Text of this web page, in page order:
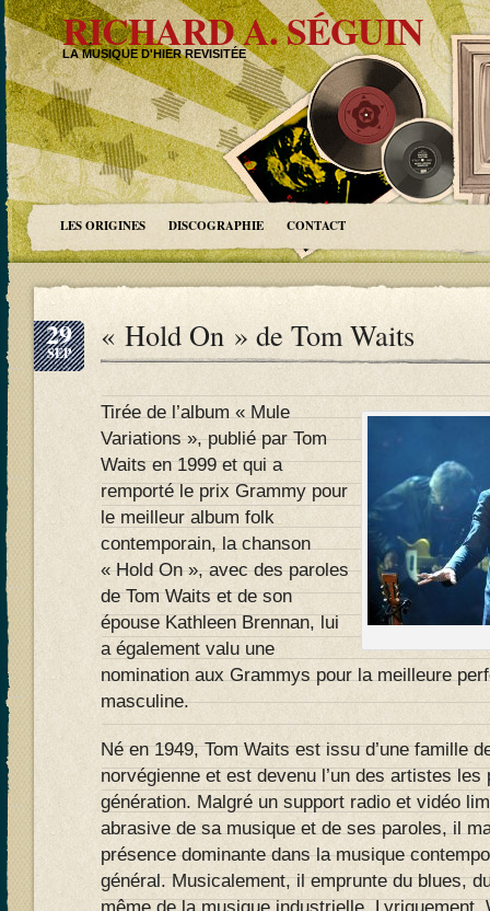
RICHARD A. SÉGUIN
LA MUSIQUE D'HIER REVISITÉE
LES ORIGINES DISCOGRAPHIE CONTACT
29
SEP « Hold On » de Tom Waits
Tirée de l’album « Mule
Variations », publié par Tom
Waits en 1999 et qui a
remporté le prix Grammy pour
le meilleur album folk
contemporain, la chanson
« Hold On », avec des paroles
de Tom Waits et de son
épouse Kathleen Brennan, lui
a également valu une
nomination aux Grammys pour la meilleure
masculine.
Né en 1949, Tom Waits est issu d’une famille
norvégienne et est devenu l’un des artistes
génération. Malgré un support radio et vidéo
abrasive de sa musique et de ses paroles, il
présence dominante dans la musique
général. Musicalement, il emprunte du blues,